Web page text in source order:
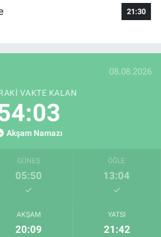
21:30
08.08.2026
VAKTE KALAN
Akşam Namazı
GÜNEŞ
05:50
ÖĞLE
13:04
AKŞAM
20:09
YATSI
21:42